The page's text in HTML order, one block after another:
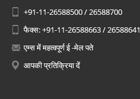
+91-11-26588500 / 26588700
फैक्स: +91-11-26588663 / 26588641
एम्स में महत्वपूर्ण ई -मेल पते
आपकी प्रतिक्रिया दें